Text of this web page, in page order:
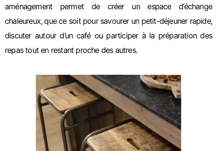
aménagement permet de créer un espace d’échange
chaleureux, que ce soit pour savourer un petit-déjeuner rapide,
discuter autour d’un café ou participer à la préparation des
repas tout en restant proche des autres.